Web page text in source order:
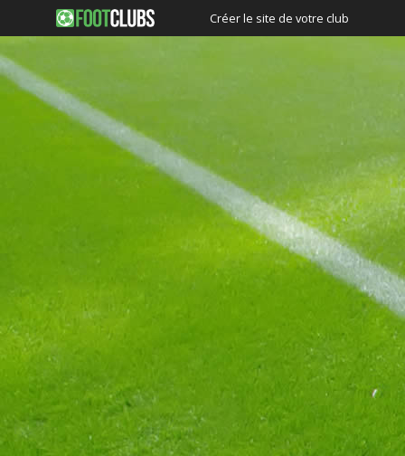
Créer le site de votre club